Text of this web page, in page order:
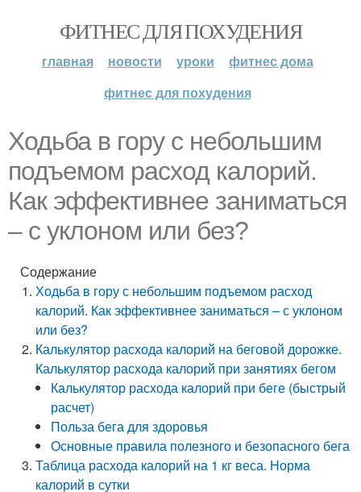
ФИТНЕС ДЛЯ ПОХУДЕНИЯ
главная новости уроки
фитнес дома
фитнес для похудения
Ходьба в гору с небольшим
подъемом расход калорий.
Как эффективнее заниматься
– с уклоном или без?
Содержание
Ходьба в гору с небольшим подъемом расход
калорий. Как эффективнее заниматься – с уклоном
или без?
Калькулятор расхода калорий на беговой дорожке.
Калькулятор расхода калорий при занятиях бегом
Калькулятор расхода калорий при беге (быстрый
расчет)
Польза бега для здоровья
Основные правила полезного и безопасного бега
Таблица расхода калорий на 1 кг веса. Норма
калорий в сутки